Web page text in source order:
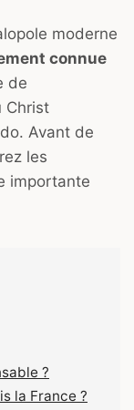
moderne
connue
de
Christ
Avant de
les
importante
?
la France ?